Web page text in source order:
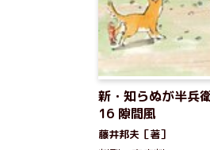
新・知らぬが半兵
16 隙間風
藤井邦夫［著］